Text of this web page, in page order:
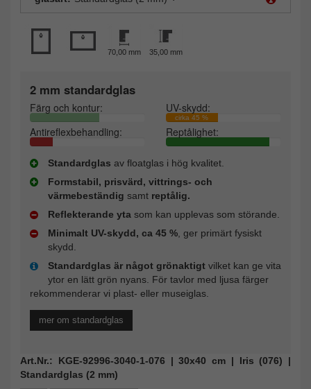
70,00 mm 35,00 mm
2 mm standardglas
Färg och kontur: UV-skydd:
cirka 45 %
Antireflexbehandling: Reptålighet:
Standardglas av floatglas i hög kvalitet.
Formstabil, prisvärd, vittrings- och
värmebeständig samt reptålig.
Reflekterande yta som kan upplevas som störande.
Minimalt UV-skydd, ca 45 % , ger primärt fysiskt
skydd.
Standardglas är något grönaktigt vilket kan ge vita
ytor en lätt grön nyans. För tavlor med ljusa färger
rekommenderar vi plast- eller museiglas.
mer om standardglas
Art.Nr.: KGE-92996-3040-1-076 | 30x40 cm | Iris (076) |
Standardglas (2 mm)